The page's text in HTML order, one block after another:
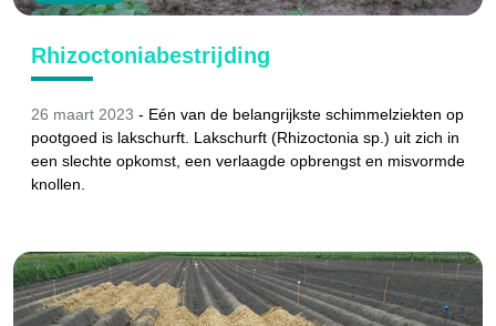
Rhizoctoniabestrijding
26 maart 2023 - Eén van de belangrijkste schimmelziekten op
pootgoed is lakschurft. Lakschurft (Rhizoctonia sp.) uit zich in
een slechte opkomst, een verlaagde opbrengst en misvormde
knollen.